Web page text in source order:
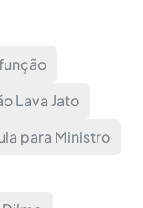
Lava Jato
para Ministro